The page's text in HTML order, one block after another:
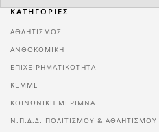
ΚΑΤΗΓΟΡΙΕΣ
ΑΘΛΗΤΙΣΜΌΣ
ΑΝΘΟΚΟΜΙΚΉ
ΕΠΙΧΕΙΡΗΜΑΤΙΚΌΤΗΤΑ
ΚΕΜΜΕ
ΚΟΙΝΩΝΙΚΉ ΜΈΡΙΜΝΑ
Ν.Π.Δ.Δ. ΠΟΛΙΤΙΣΜΟΎ &